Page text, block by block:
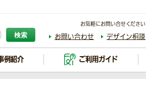
検索
お気軽にお問い合せください
お問い合わせ デザイン相談
例紹介 ご利用ガイド